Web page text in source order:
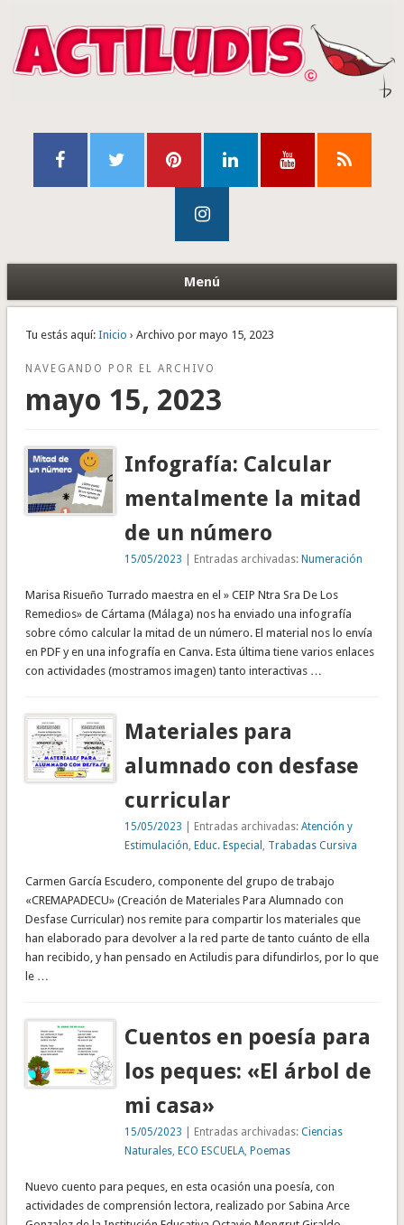
Menú
Tu estás aquí: Inicio › Archivo por mayo 15, 2023
NAVEGANDO POR EL ARCHIVO
mayo 15, 2023
Infografía: Calcular
mentalmente la mitad
de un número
15/05/2023 | Entradas archivadas:Numeración
Marisa Risueño Turrado maestra en el » CEIP Ntra Sra De Los
Remedios» de Cártama (Málaga) nos ha enviado una infografía
sobre cómo calcular la mitad de un número. El material nos lo envía
en PDF y en una infografía en Canva. Esta última tiene varios enlaces
con actividades (mostramos imagen) tanto interactivas …
Materiales para
alumnado con desfase
curricular
15/05/2023 | Entradas archivadas:Atención y
Estimulación ,Educ. Especial Trabadas Cursiva
Carmen García Escudero, componente del grupo de trabajo
«CREMAPADECU» (Creación de Materiales Para Alumnado con
Desfase Curricular) nos remite para compartir los materiales que
han elaborado para devolver a la red parte de tanto cuánto de ella
han recibido, y han pensado en Actiludis para difundirlos, por lo que
le …
Cuentos en poesía para
los peques: «El árbol de
mi casa»
15/05/2023 | Entradas archivadas:Ciencias
Naturales ,ECO ESCUELA ,Poemas
Nuevo cuento para peques, en esta ocasión una poesía, con
actividades de comprensión lectora, realizado por Sabina Arce